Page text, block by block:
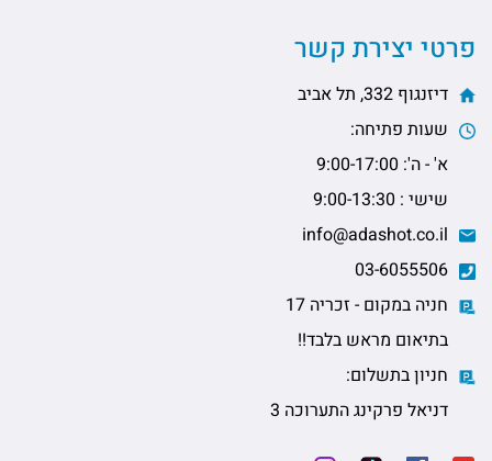
פרטי יצירת קשר
דיזנגוף 332, תל אביב
שעות פתיחה:
א' - ה': 9:00-17:00
שישי : 9:00-13:30
חניה במקום - זכריה 17
בתיאום מראש בלבד!!
חניון בתשלום:
דניאל פרקינג התערוכה 3